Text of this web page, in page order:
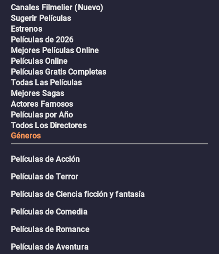
Canales Filmelier (Nuevo)
Sugerir Películas
Estrenos
Películas de 2026
Mejores Películas Online
Películas Online
Películas Gratis Completas
Todas Las Películas
Mejores Sagas
Actores Famosos
Películas por Año
Todos Los Directores
Géneros
Películas de Acción
Películas de Terror
Películas de Ciencia ficción y fantasía
Películas de Comedia
Películas de Romance
Películas de Aventura